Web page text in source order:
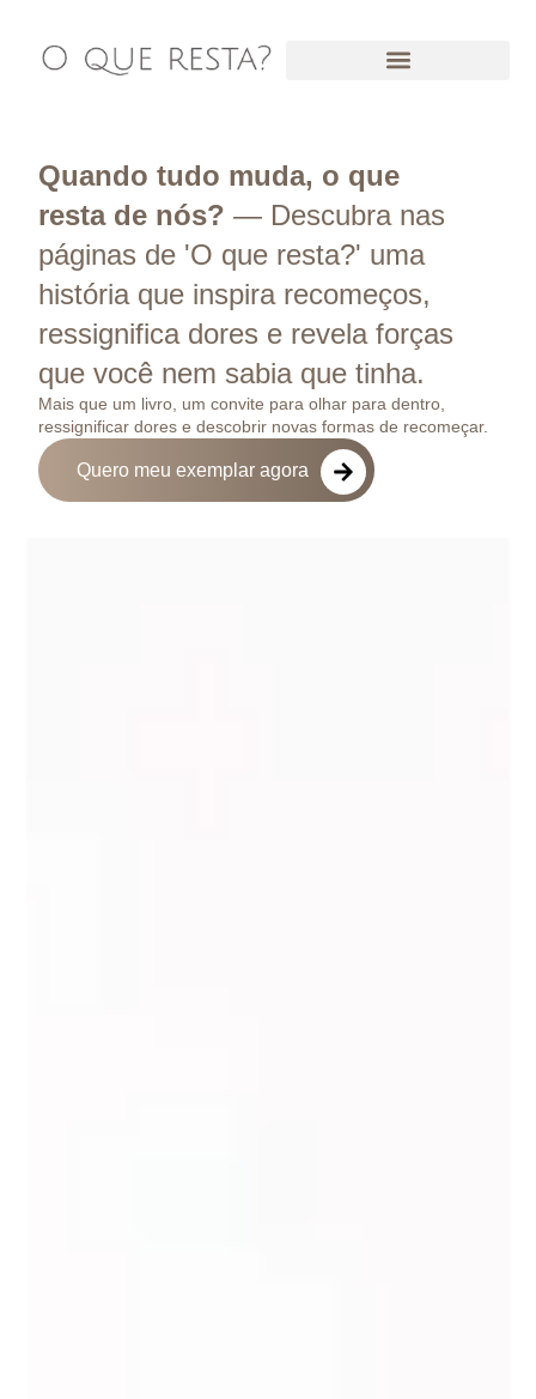
Quando tudo muda, o que
resta de nós? — Descubra nas
páginas de 'O que resta?' uma
história que inspira recomeços,
ressignifica dores e revela forças
que você nem sabia que tinha.
Mais que um livro, um convite para olhar para dentro,
ressignificar dores e descobrir novas formas de recomeçar.
Quero meu exemplar agora